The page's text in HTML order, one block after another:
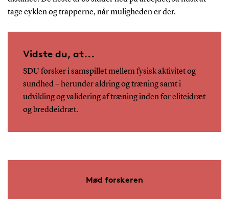
tage cyklen og trapperne, når muligheden er der.
Vidste du, at...
SDU forsker i samspillet mellem fysisk aktivitet og
sundhed – herunder aldring og træning samt i
udvikling og validering af træning inden for eliteidræt
og breddeidræt.
Mød forskeren